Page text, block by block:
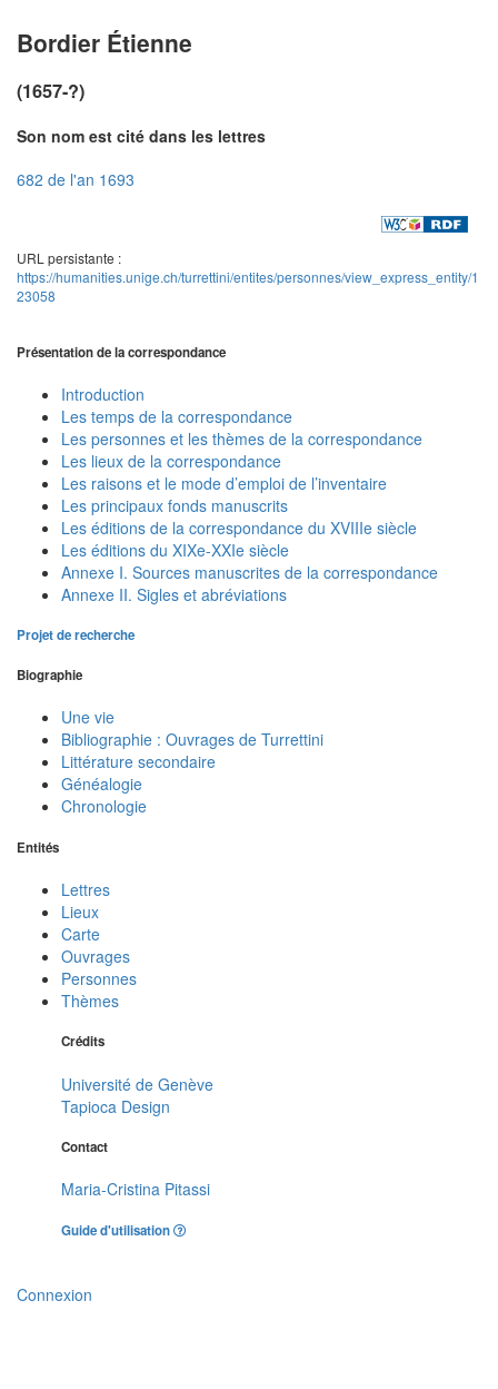
Bordier Étienne
(1657-?)
Son nom est cité dans les lettres
682 de l'an 1693
URL persistante :
https://humanities.unige.ch/turrettini/entites/personnes/view_express_entity/1
23058
Présentation de la correspondance
Introduction
Les temps de la correspondance
Les personnes et les thèmes de la correspondance
Les lieux de la correspondance
Les raisons et le mode d’emploi de l’inventaire
Les principaux fonds manuscrits
Les éditions de la correspondance du XVIIIe siècle
Les éditions du XIXe-XXIe siècle
Annexe I. Sources manuscrites de la correspondance
Annexe II. Sigles et abréviations
Projet de recherche
Biographie
Une vie
Bibliographie : Ouvrages de Turrettini
Littérature secondaire
Généalogie
Chronologie
Entités
Lettres
Lieux
Carte
Ouvrages
Personnes
Thèmes
Crédits
Université de Genève
Tapioca Design
Contact
Maria-Cristina Pitassi
Guide d'utilisation
Connexion